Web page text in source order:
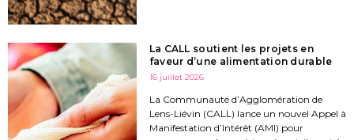
La CALL soutient les projets en
faveur d’une alimentation durable
16 juillet 2026
La Communauté d’Agglomération de
Lens-Liévin (CALL) lance un nouvel Appel à
Manifestation d’Intérêt (AMI) pour